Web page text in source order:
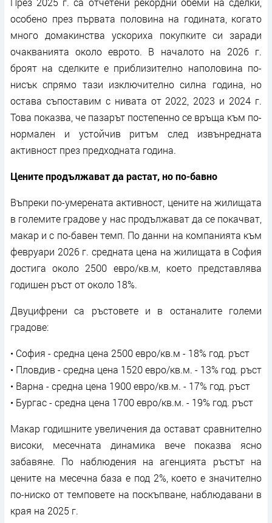
особено през първата половина на годината, когато
много домакинства ускориха покупките си заради
очакванията около еврото. В началото на 2026 г.
броят на сделките е приблизително наполовина по-
нисък спрямо тази изключително силна година, но
остава съпоставим с нивата от 2022, 2023 и 2024 г.
Това показва, че пазарът постепенно се връща към по-
нормален и устойчив ритъм след извънредната
активност през предходната година.
Цените продължават да растат, но по-бавно
Въпреки по-умерената активност, цените на жилищата
в големите градове у нас продължават да се покачват,
макар и с по-бавен темп. По данни на компанията към
февруари 2026 г. средната цена на жилищата в София
достига около 2500 евро/кв.м, което представлява
годишен ръст от около 18%.
Двуцифрени са ръстовете и в останалите големи
градове:
• София - средна цена 2500 евро/кв.м - 18% год. ръст
• Пловдив - средна цена 1520 евро/кв.м. - 13% год. ръст
• Варна - средна цена 1900 евро/кв.м. - 17% год. ръст
• Бургас - средна цена 1700 евро/кв.м. - 19% год. ръст
Макар годишните увеличения да остават сравнително
високи, месечната динамика вече показва ясно
забавяне. По наблюдения на агенцията ръстът на
цените на месечна база е под 2%, което е значително
по-ниско от темповете на поскъпване, наблюдавани в
края на 2025 г.